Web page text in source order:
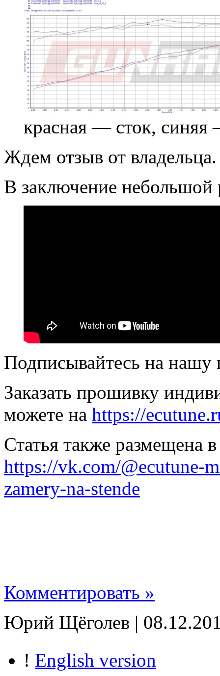
красная — сток,
Ждем отзыв от владельца.
В заключение небольшой
Подписывайтесь на нашу
Заказать прошивку
можете на https://
Статья также размещена
https://vk.com/@ecutune-
zamery-na-stende
Комментировать »
Юрий Щёголев |
! English version